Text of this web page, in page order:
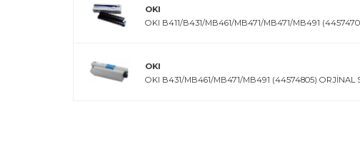
OKI
OKI B411/B431/MB461/MB471/MB471/MB491
OKI
OKI B431/MB461/MB471/MB491 (44574805) ORJİNAL